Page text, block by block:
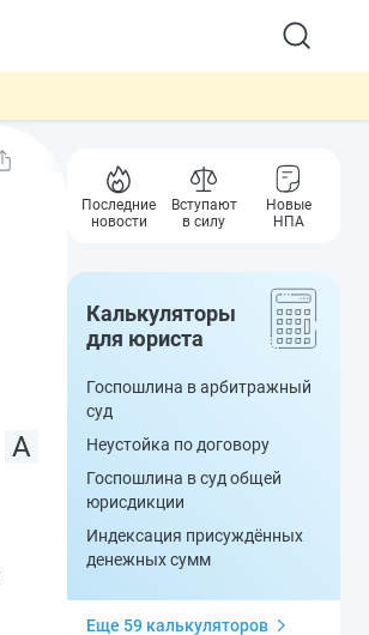
Последние
новости
Вступают
в силу
Новые
НПА
Калькуляторы
для юриста
Госпошлина в арбитражный
суд
Неустойка по договору
Госпошлина в суд общей
юрисдикции
Индексация присуждённых
денежных сумм
Еще 59 калькуляторов